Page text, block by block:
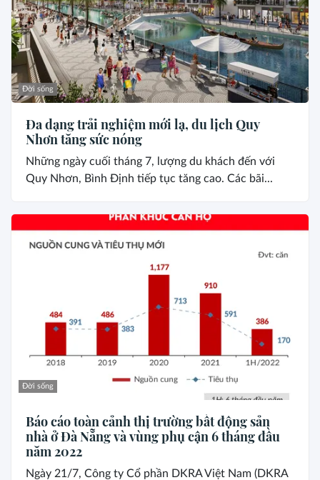
Đời sống
Đa dạng trải nghiệm mới lạ, du lịch Quy
Nhơn tăng sức nóng
Những ngày cuối tháng 7, lượng du khách đến với
Quy Nhơn, Bình Định tiếp tục tăng cao. Các bãi...
Đời sống
Báo cáo toàn cảnh thị trường bất động sản
nhà ở Đà Nẵng và vùng phụ cận 6 tháng đầu
năm 2022
Ngày 21/7, Công ty Cổ phần DKRA Việt Nam (DKRA